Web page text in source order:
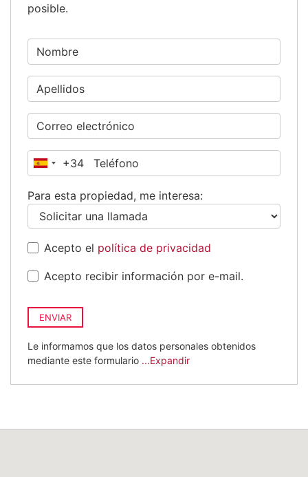
posible.
España
+34
Para esta propiedad, me interesa:
Acepto el política de privacidad
Acepto recibir información por e-mail.
ENVIAR
Le informamos que los datos personales obtenidos
mediante este formulario ...Expandir